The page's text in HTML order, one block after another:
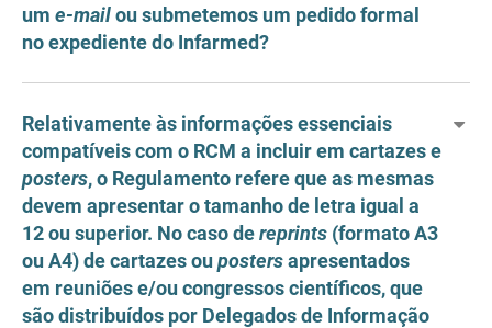
um e-mailou submetemos um pedido formal
no expediente do Infarmed?
Relativamente às informações essenciais
compatíveis com o RCM a incluir em cartazes e
posters, o Regulamento refere que as mesmas
devem apresentar o tamanho de letra igual a
12 ou superior. No caso dereprints (formato A3
ou A4) de cartazes oupostersapresentados
em reuniões e/ou congressos científicos, que
são distribuídos por Delegados de Informação